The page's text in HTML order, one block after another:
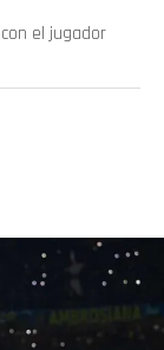
el jugador